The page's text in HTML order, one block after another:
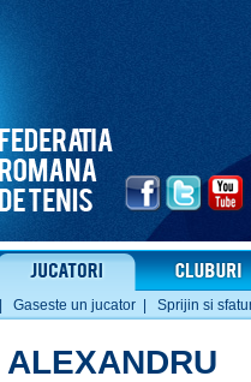
Gaseste un jucator| Sprijin si
ALEXANDRU